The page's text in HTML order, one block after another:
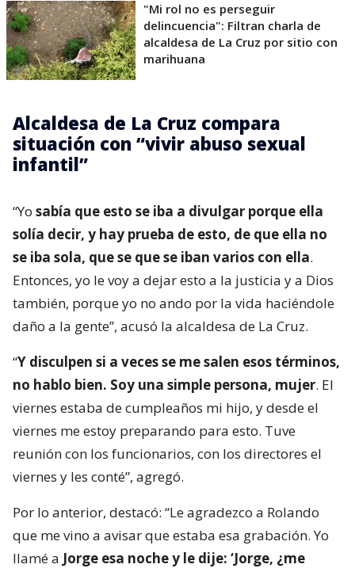
"Mi rol no es perseguir
delincuencia": Filtran charla de
alcaldesa de La Cruz por sitio con
marihuana
Alcaldesa de La Cruz compara
situación con “vivir abuso sexual
infantil”
“Yo sabía que esto se iba a divulgar porque ella
solía decir, y hay prueba de esto, de que ella no
se iba sola, que se que se iban varios con ella.
Entonces, yo le voy a dejar esto a la justicia y a Dios
también, porque yo no ando por la vida haciéndole
daño a la gente”, acusó la alcaldesa de La Cruz.
“Y disculpen si a veces se me salen esos términos,
no hablo bien. Soy una simple persona, mujer. El
viernes estaba de cumpleaños mi hijo, y desde el
viernes me estoy preparando para esto. Tuve
reunión con los funcionarios, con los directores el
viernes y les conté”, agregó.
Por lo anterior, destacó: “Le agradezco a Rolando
que me vino a avisar que estaba esa grabación. Yo
llamé a Jorge esa noche y le dije: ‘Jorge, ¿me